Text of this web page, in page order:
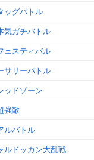
ッグバトル
気ガチバトル
ェスティバル
サリーバトル
ッドゾーン
強敵
ルバトル
ルドッカン大乱戦